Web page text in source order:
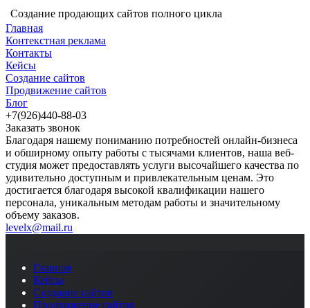
Создание продающих сайтов полного цикла
Главная
Контекстная реклама
Контакты
Кейсы
Создание сайтов
Продвижение сайтов
Блог
+7(926)440-88-03
Заказать звонок
Благодаря нашему пониманию потребностей онлайн-бизнеса
и обширному опыту работы с тысячами клиентов, наша веб-
студия может предоставлять услуги высочайшего качества по
удивительно доступным и привлекательным ценам. Это
достигается благодаря высокой квалификации нашего
персонала, уникальным методам работы и значительному
объему заказов.
levelx@mail.ru
Главная
Кейсы
Создание сайтов
Продвижение сайтов